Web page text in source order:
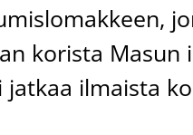
korista Masun
jatkaa ilmaista